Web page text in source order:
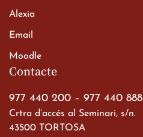
a les ciutats imperials
Contacte
977 440 200 – 977 440 888
Crtra d’accés al Seminari, s/n.
43500 TORTOSA
Alexia
Email
Moodle